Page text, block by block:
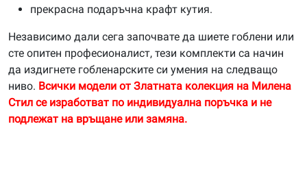
прекрасна подаръчна крафт кутия.
Независимо дали сега започвате да шиете гоблени или
сте опитен професионалист, тези комплекти са начин
да издигнете гобленарските си умения на следващо
ниво. Всички модели от Златната колекция на Милена
Стил се изработват по индивидуална поръчка и не
подлежат на връщане или замяна.